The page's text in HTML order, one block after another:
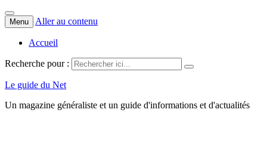
Menu Aller au contenu
Accueil
Recherche pour :
Le guide du Net
Un magazine généraliste et un guide d'informations et d'actualités